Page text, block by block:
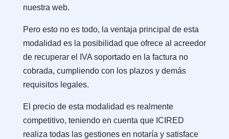
nuestra web.
Pero esto no es todo, la ventaja principal de esta
modalidad es la posibilidad que ofrece al acreedor
de recuperar el IVA soportado en la factura no
cobrada, cumpliendo con los plazos y demás
requisitos legales.
El precio de esta modalidad es realmente
competitivo, teniendo en cuenta que ICIRED
realiza todas las gestiones en notaría y satisface